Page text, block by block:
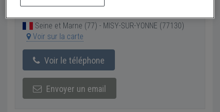
Vendeur Particulier
Seine et Marne (77) - MISY-SUR-YONNE (77130)
Voir sur la carte
Voir le téléphone
Envoyer un email